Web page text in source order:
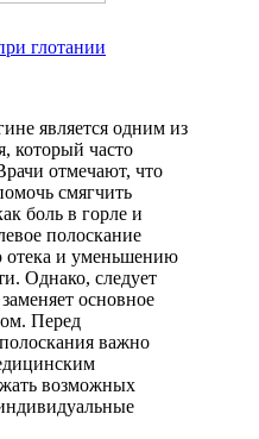
глотании
является одним из
который часто
отмечают, что
смягчить
боль в горле и
полоскание
отека и уменьшению
Однако, следует
основное
Перед
важно
возможных